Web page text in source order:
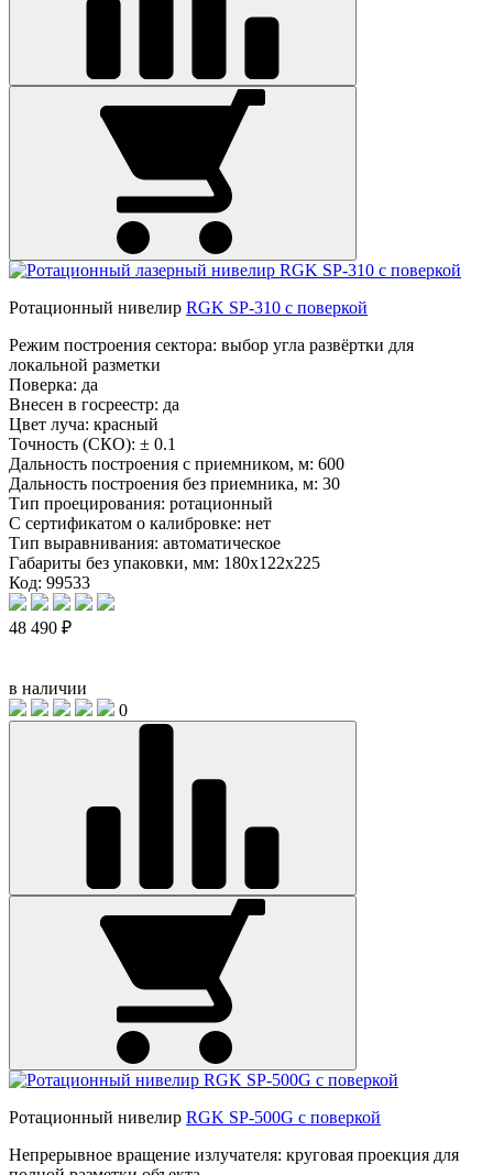
Ротационный нивелир RGK SP-310 с поверкой
Режим построения сектора: выбор угла развёртки для
локальной разметки
Поверка: да
Внесен в госреестр: да
Цвет луча: красный
Точность (СКО): ± 0.1
Дальность построения с приемником, м: 600
Дальность построения без приемника, м: 30
Тип проецирования: ротационный
С сертификатом о калибровке: нет
Тип выравнивания: автоматическое
Габариты без упаковки, мм: 180x122x225
Код: 99533
48 490 ₽
в наличии
0
Ротационный нивелир RGK SP-500G с поверкой
Непрерывное вращение излучателя: круговая проекция для